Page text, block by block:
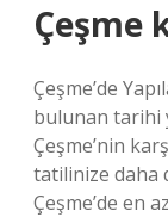
Çeşme
Çeşme’de
bulunan tarihi
Çeşme’nin
tatilinize daha
Çeşme’de en